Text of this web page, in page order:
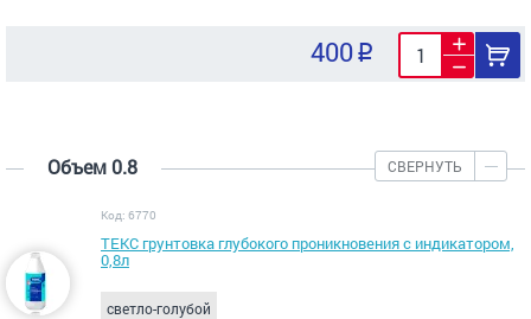
400
Объем 0.8 СВЕРНУТЬ
Код: 6770
ТЕКС грунтовка глубокого проникновения с индикатором,
0,8л
светло-голубой